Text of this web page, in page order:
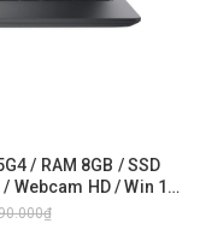
/ RAM 8GB / SSD
Webcam HD / Win 11
Pro - (V5I3305W)